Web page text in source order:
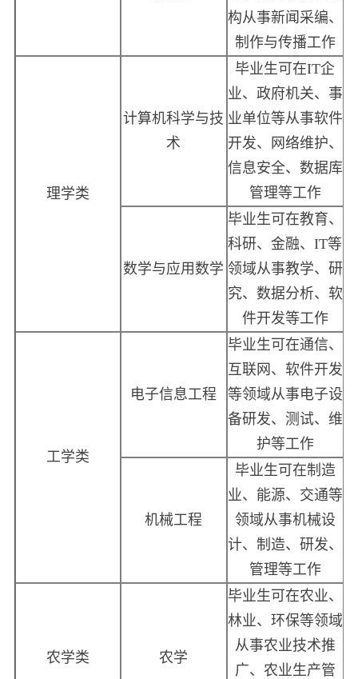
构从事新闻采编、
制作与传播工作
理学类
计算机科学与技
术
毕业生可在IT企
业、政府机关、事
业单位等从事软件
开发、网络维护、
信息安全、数据库
管理等工作
数学与应用数学
毕业生可在教育、
科研、金融、IT等
领域从事教学、研
究、数据分析、软
件开发等工作
工学类
电子信息工程
毕业生可在通信、
互联网、软件开发
等领域从事电子设
备研发、测试、维
护等工作
机械工程
毕业生可在制造
业、能源、交通等
领域从事机械设
计、制造、研发、
管理等工作
农学类 农学
毕业生可在农业、
林业、环保等领域
从事农业技术推
广、农业生产管